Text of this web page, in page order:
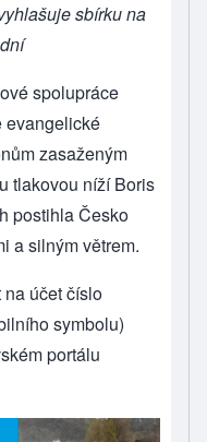
sbírku na
spolupráce
evangelické
zasaženým
tlakovou níží Boris
postihla Česko
a silným větrem.
účet číslo
symbolu)
portálu